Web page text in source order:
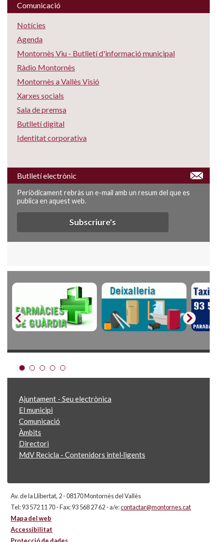
Comunicació
Notícies
Agenda
Montornès Viu - Butlletí d'informació municipal
Ràdio Montornès
Montornès a Vallès Visió
Xarxes socials
Sala de premsa
Butlletí digital
Identitat corporativa
Butlletí electrònic
Periòdicament rebràs un e-mail amb un resum del que es
publica en aquest web.
Subscriure's
Ajuntament - Seu electrònica
El municipi
Comunicació
Àmbits
Directori
MdV Recicla - Contenidors intel·ligents
Av. de la Llibertat, 2 - 08170 Montornès del Vallès
Tel: 93 572 11 70 - Fax: 93 568 27 62 - a/e:contactar@montornes.cat
Mapa del web
Accessibilitat
Protecció de dades